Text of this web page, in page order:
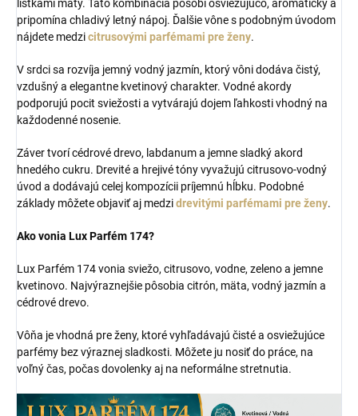
lístkami mäty. Táto kombinácia pôsobí osviežujúco, aromaticky a
pripomína chladivý letný nápoj. Ďalšie vône s podobným úvodom
nájdete medzicitrusovými parfémami pre ženy.
V srdci sa rozvíja jemný vodný jazmín, ktorý vôni dodáva čistý,
vzdušný a elegantne kvetinový charakter. Vodné akordy
podporujú pocit sviežosti a vytvárajú dojem ľahkosti vhodný na
každodenné nosenie.
Záver tvorí cédrové drevo, labdanum a jemne sladký akord
hnedého cukru. Drevité a hrejivé tóny vyvažujú citrusovo-vodný
úvod a dodávajú celej kompozícii príjemnú hĺbku. Podobné
základy môžete objaviť aj medzidrevitými parfémami pre ženy.
Ako vonia Lux Parfém 174?
Lux Parfém 174 vonia sviežo, citrusovo, vodne, zeleno a jemne
kvetinovo. Najvýraznejšie pôsobia citrón, mäta, vodný jazmín a
cédrové drevo.
Vôňa je vhodná pre ženy, ktoré vyhľadávajú čisté a osviežujúce
parfémy bez výraznej sladkosti. Môžete ju nosiť do práce, na
voľný čas, počas dovolenky aj na neformálne stretnutia.